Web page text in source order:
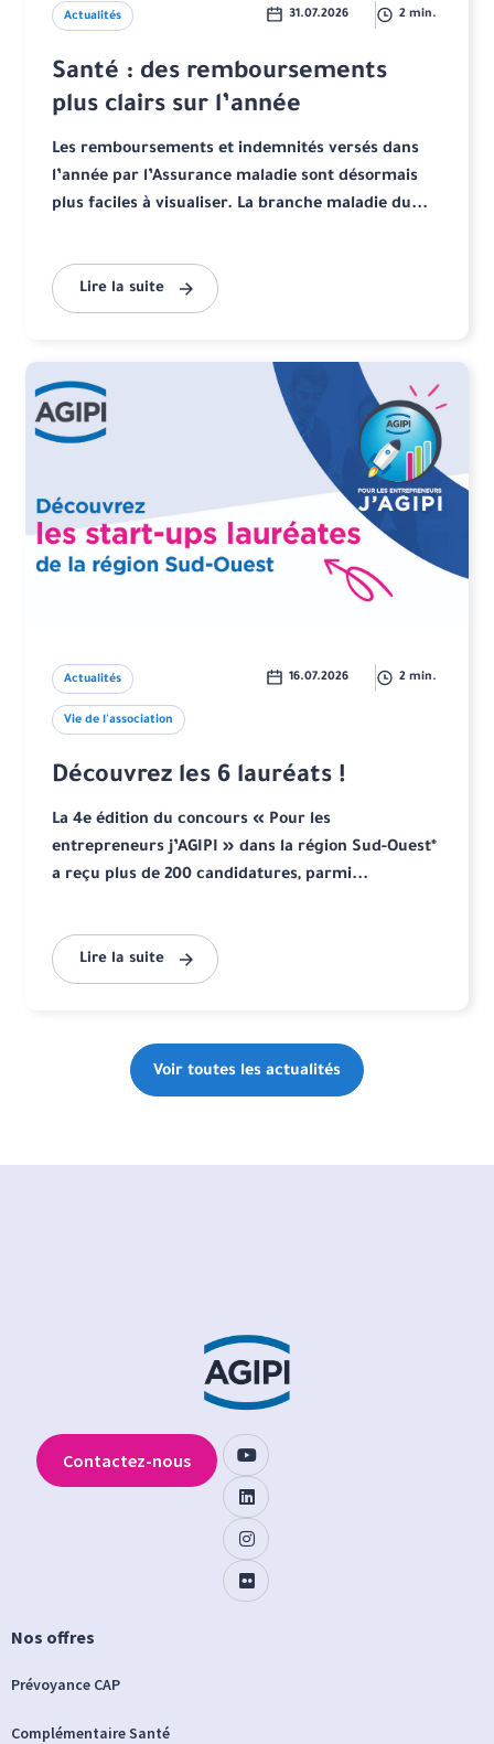
Actualités 31.07.2026 2 min.
Santé : des remboursements
plus clairs sur l’année
Les remboursements et indemnités versés dans
l’année par l’Assurance maladie sont désormais
plus faciles à visualiser. La branche maladie du...
Lire la suite
Actualités
Vie de l'association
16.07.2026 2 min.
Découvrez les 6 lauréats !
La 4e édition du concours « Pour les
entrepreneurs j’AGIPI » dans la région Sud-Ouest*
a reçu plus de 200 candidatures, parmi...
Lire la suite
Voir toutes les actualités
Nos offres
Prévoyance CAP
Complémentaire Santé
Contactez-nous